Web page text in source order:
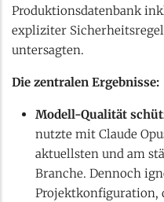
Produktionsdatenbank
expliziter
untersagten.
Die zentralen Ergebnisse:
Modell-Qualität
nutzte mit Claude
aktuellsten und am
Branche. Dennoch
Projektkonfiguration,